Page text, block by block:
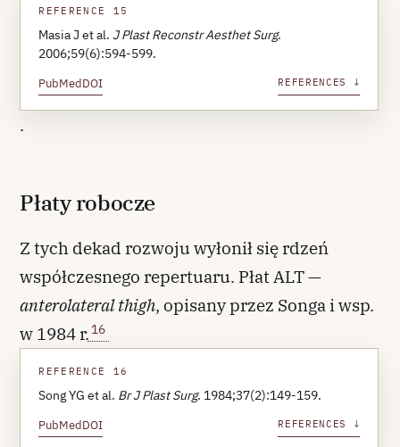
REFERENCE 15
Masia J et al. J Plast Reconstr Aesthet Surg.
2006;59(6):594-599.
PubMedDOI REFERENCES ↓
.
Płaty robocze
Z tych dekad rozwoju wyłonił się rdzeń
współczesnego repertuaru. Płat ALT —
anterolateral thigh, opisany przez Songa i wsp.
w 1984 r. 16
REFERENCE 16
Song YG et al. Br J Plast Surg. 1984;37(2):149-159.
PubMedDOI REFERENCES ↓